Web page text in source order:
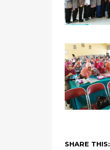
SHARE THIS: